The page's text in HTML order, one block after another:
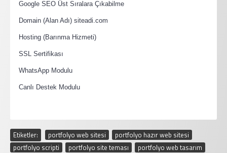
Google SEO Üst Sıralara Çıkabilme
Domain (Alan Adı) siteadi.com
Hosting (Barınma Hizmeti)
SSL Sertifikası
WhatsApp Modulu
Canlı Destek Modulu
Etiketler: portfolyo web sitesi portfolyo hazır web sitesi
portfolyo scripti
portfolyo site teması portfolyo web tasarım